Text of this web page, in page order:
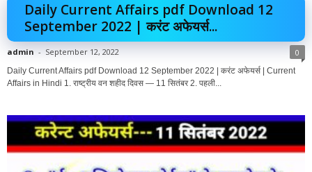
Daily Current Affairs pdf Download 12
September 2022 | करंट अफेयर्स...
admin - September 12, 2022 0
Daily Current Affairs pdf Download 12 September 2022 | करंट अफेयर्स | Current
Affairs in Hindi 1. राष्ट्रीय वन शहीद दिवस — 11 सितंबर 2. पहली...